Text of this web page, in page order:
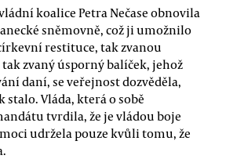
koalice Petra Nečase obnovila
sněmovně, což ji umožnilo
restituce, tak zvanou
zvaný úsporný balíček, jehož
daní, se veřejnost dozvěděla,
stalo. Vláda, která o sobě
tvrdila, že je vládou boje
udržela pouze kvůli tomu, že